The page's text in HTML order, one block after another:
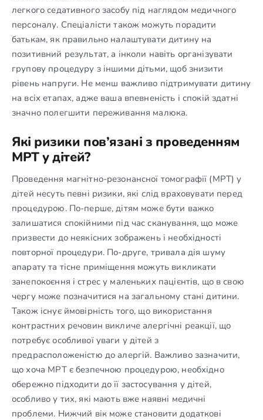
легкого седативного засобу під наглядом медичного
персоналу. Спеціалісти також можуть порадити
батькам, як правильно налаштувати дитину на
позитивний результат, а інколи навіть організувати
групову процедуру з іншими дітьми, щоб знизити
рівень напруги. Не менш важливо підтримувати дитину
на всіх етапах, адже ваша впевненість і спокій здатні
значно полегшити переживання малюка.
Які ризики пов’язані з проведенням
МРТ у дітей?
Проведення магнітно-резонансної томографії (МРТ) у
дітей несуть певні ризики, які слід враховувати перед
процедурою. По-перше, дітям може бути важко
залишатися спокійними під час сканування, що може
призвести до неякісних зображень і необхідності
повторної процедури. По-друге, тривала дія шуму
апарату та тісне приміщення можуть викликати
занепокоєння і стрес у маленьких пацієнтів, що в свою
чергу може позначитися на загальному стані дитини.
Також існує ймовірність того, що використання
контрастних речовин викличе алергічні реакції, що
потребує особливої уваги у дітей з
предрасположеністю до алергій. Важливо зазначити,
що хоча МРТ є безпечною процедурою, необхідно
обережно підходити до її застосування у дітей,
особливо у тих, які мають вже наявні медичні
проблеми. Нижчий вік може становити додаткові